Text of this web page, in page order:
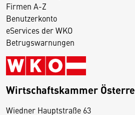
Firmen A-Z
Benutzerkonto
eServices der WKO
Betrugswarnungen
Wirtschaftskammer
Wiedner Hauptstraße 63